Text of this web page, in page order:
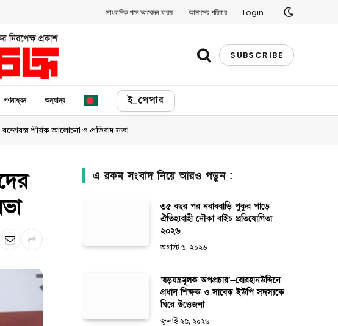
সাংবাদিক পদে আবেদন ফরম আমাদের পরিবার Login
SUBSCRIBE
গণমাধ্যম অন্যান্য ই_পেপার
বন্দোবস্তু শীর্ষক আলোচনা ও প্রতিবাদ সভা
এ রকম সংবাদ নিয়ে আরও পড়ুন :
৩৫ বছর পর নবাববাড়ি পুকুর পাড়ে
ঐতিহ্যবাহী নৌকা বাইচ প্রতিযোগিতা
২০২৬
অগাস্ট ৬, ২০২৬
‘ষড়যন্ত্রমূলক অপপ্রচার’—বোরহানউদ্দিনে
প্রধান শিক্ষক ও সাবেক ইউপি সদস্যকে
ঘিরে উত্তেজনা
জুলাই ২৫, ২০২৬